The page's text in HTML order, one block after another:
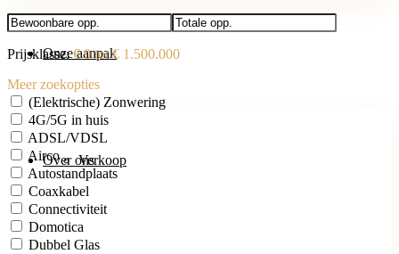
Onze aanpak
Verkoop
Over ons
Prijsklasse: € 0 tot € 1.500.000
Meer zoekopties
(Elektrische) Zonwering
4G/5G in huis
ADSL/VDSL
Airco
Autostandplaats
Coaxkabel
Connectiviteit
Domotica
Dubbel Glas